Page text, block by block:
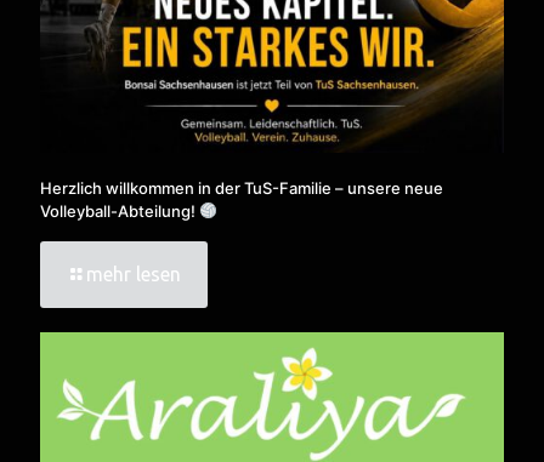
Herzlich willkommen in der TuS-Familie – unsere neue
Volleyball-Abteilung!
mehr lesen